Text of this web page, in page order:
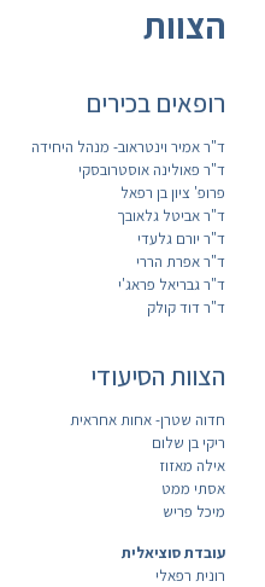
הצוות
רופאים בכירים
ד"ר אמיר וינטראוב- מנהל היחידה
ד"ר פאולינה אוסטרובסקי
פרופ' ציון בן רפאל
ד"ר אביטל גלאובך
ד"ר יורם גלעדי
ד"ר אפרת הררי
ד"ר גבריאל פראג'י
ד"ר דוד קולק
הצוות הסיעודי
חדוה שטרן- אחות אחראית
ריקי בן שלום
אילה מאזוז
אסתי ממט
מיכל פריש
עובדת סוציאלית
רונית רפאלי